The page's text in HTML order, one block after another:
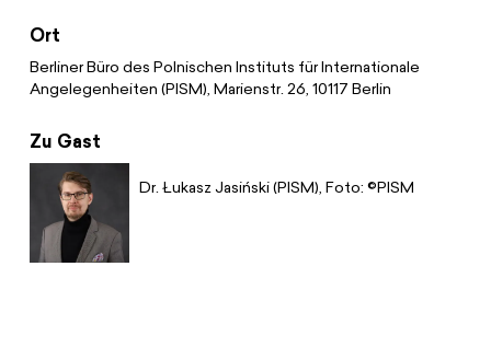
Ort
Berliner Büro des Polnischen Instituts für Internationale
Angelegenheiten (PISM), Marienstr. 26, 10117 Berlin
Zu Gast
Dr. Łukasz Jasiński (PISM), Foto: ©PISM